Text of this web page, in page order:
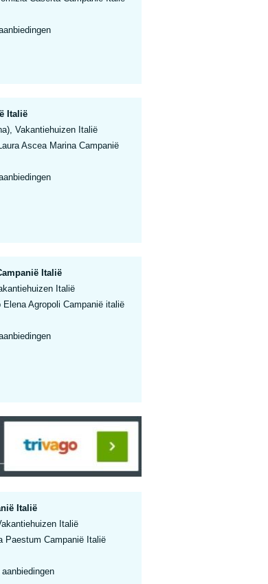
Italië
Vakantiehuizen Italië
Ascea Marina Campanië
Italië
Italië
Agropoli Campanië italië
Italië
Italië
Paestum Campanië Italië